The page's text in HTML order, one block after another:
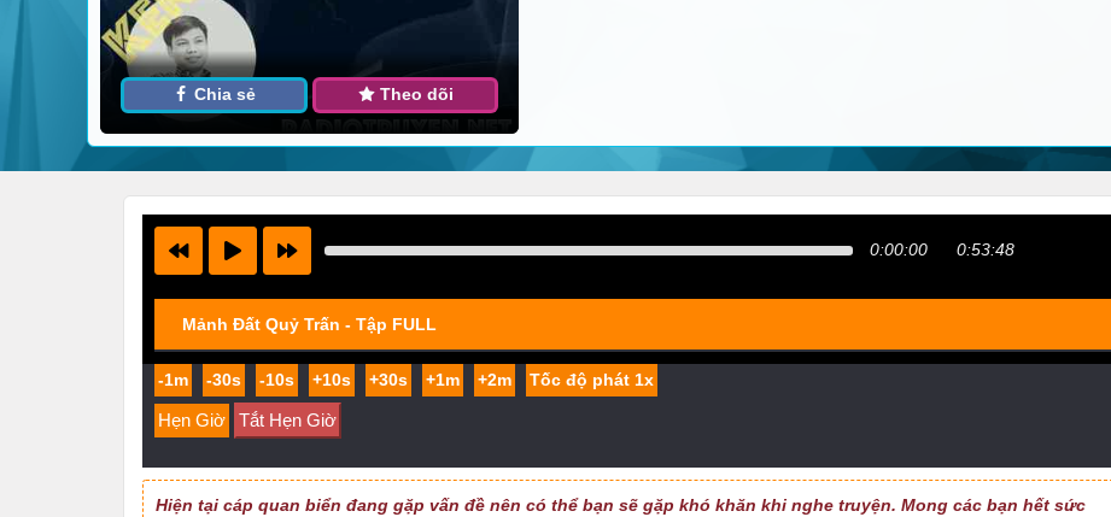
Chia sẻ Theo dõi
0:00:00 0:53:48
Mảnh Đất Quỷ Trấn - Tập FULL
-1m -30s -10s +10s +30s +1m +2m
Hẹn Giờ Tắt Hẹn Giờ
Hiện tại cáp quan biển đang gặp vấn đề nên có thể bạn sẽ gặp khó khăn khi nghe truyện. Mong các bạn hết sức